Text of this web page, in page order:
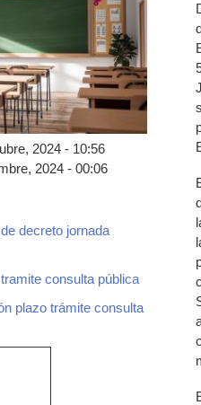
2024 - 10:56
2024 - 00:06
decreto jornada
consulta pública
plazo trámite consulta